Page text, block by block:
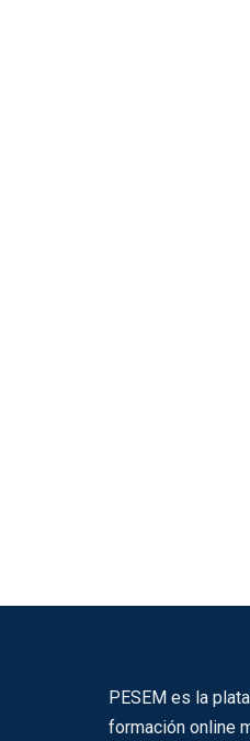
PESEM es la
formación online